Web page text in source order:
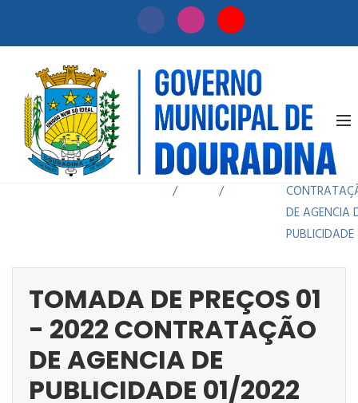
Início
/
Licitação
/
TOMADA DE
PREÇOS 01 -
2022
DE AGENCIA
PUBLICIDADE
TOMADA DE PREÇOS 01
- 2022 CONTRATAÇÃO
DE AGENCIA DE
PUBLICIDADE 01/2022